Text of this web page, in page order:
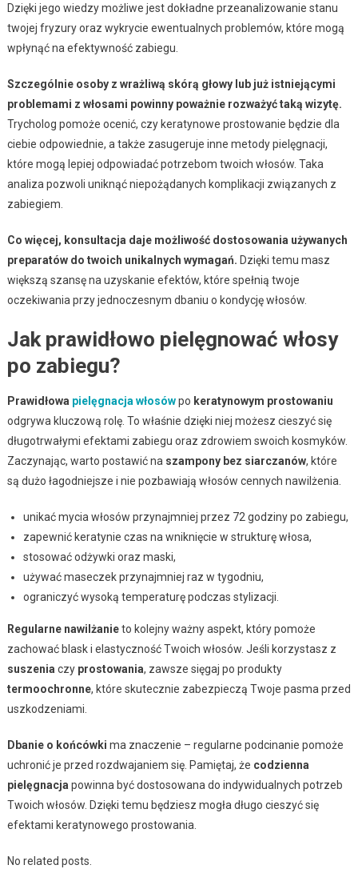
Dzięki jego wiedzy możliwe jest dokładne przeanalizowanie stanu
twojej fryzury oraz wykrycie ewentualnych problemów, które mogą
wpłynąć na efektywność zabiegu.
Szczególnie osoby z wrażliwą skórą głowy lub już istniejącymi
problemami z włosami powinny poważnie rozważyć taką wizytę.
Trycholog pomoże ocenić, czy keratynowe prostowanie będzie dla
ciebie odpowiednie, a także zasugeruje inne metody pielęgnacji,
które mogą lepiej odpowiadać potrzebom twoich włosów. Taka
analiza pozwoli uniknąć niepożądanych komplikacji związanych z
zabiegiem.
Co więcej, konsultacja daje możliwość dostosowania używanych
preparatów do twoich unikalnych wymagań. Dzięki temu masz
większą szansę na uzyskanie efektów, które spełnią twoje
oczekiwania przy jednoczesnym dbaniu o kondycję włosów.
Jak prawidłowo pielęgnować włosy
po zabiegu?
Prawidłowa pielęgnacja włosówpo keratynowym prostowaniu
odgrywa kluczową rolę. To właśnie dzięki niej możesz cieszyć się
długotrwałymi efektami zabiegu oraz zdrowiem swoich kosmyków.
Zaczynając, warto postawić na szampony bez siarczanów, które
są dużo łagodniejsze i nie pozbawiają włosów cennych nawilżenia.
unikać mycia włosów przynajmniej przez 72 godziny po zabiegu,
zapewnić keratynie czas na wniknięcie w strukturę włosa,
stosować odżywki oraz maski,
używać maseczek przynajmniej raz w tygodniu,
ograniczyć wysoką temperaturę podczas stylizacji.
Regularne nawilżanieto kolejny ważny aspekt, który pomoże
zachować blask i elastyczność Twoich włosów. Jeśli korzystasz z
suszenia czy prostowania, zawsze sięgaj po produkty
termoochronne, które skutecznie zabezpieczą Twoje pasma przed
uszkodzeniami.
Dbanie o końcówki ma znaczenie – regularne podcinanie pomoże
uchronić je przed rozdwajaniem się. Pamiętaj, że codzienna
pielęgnacja powinna być dostosowana do indywidualnych potrzeb
Twoich włosów. Dzięki temu będziesz mogła długo cieszyć się
efektami keratynowego prostowania.
No related posts.